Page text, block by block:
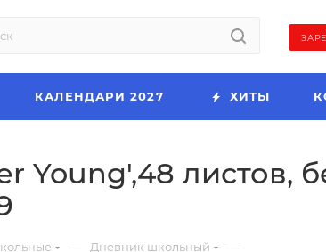
КАЛЕНДАРИ 2027 ХИТЫ
Young',48 листов,
— Дневник школьный —